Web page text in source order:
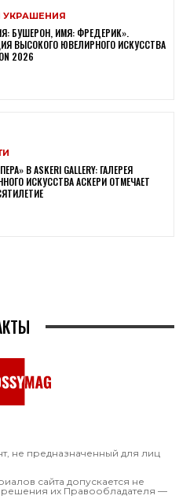
УКРАШЕНИЯ
БУШЕРОН, ИМЯ: ФРЕДЕРИК».
ВЫСОКОГО ЮВЕЛИРНОГО ИСКУССТВА
2026
В ASKERI GALLERY: ГАЛЕРЕЯ
ИСКУССТВА АСКЕРИ ОТМЕЧАЕТ
не предназначенный для лиц
сайта допускается не
их Правообладателя —